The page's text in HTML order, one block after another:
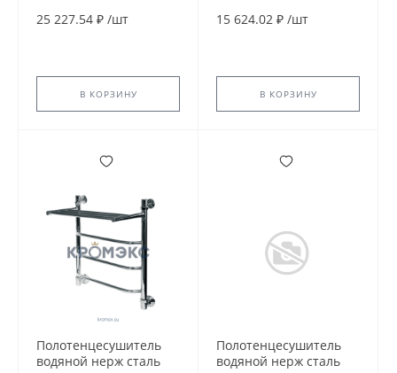
полочкой 600х1200мм
Металл В-21-17
25 227.54 ₽ /шт
В КОРЗИНУ
полочкой 600х500мм
Уют Элит-Металл В-24-
15 624.02 ₽ /шт
В КОРЗИНУ
Полотенцесушитель
водяной нерж сталь
Полотенцесушитель
водяной нерж сталь